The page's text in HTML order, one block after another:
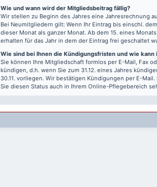
Wie und wann wird der Mitgliedsbeitrag fällig?
Wir stellen zu Beginn des Jahres eine Jahresrechnung
Bei Neumitgliedern gilt: Wenn Ihr Eintrag bis einschl.
dieser Monat als ganzer Monat. Ab dem 15. eines
erhalten für das Jahr in dem der Eintrag frei geschaltet
Wie sind bei Ihnen die Kündigungsfristen und wie kann
Sie können Ihre Mitgliedschaft formlos per E-Mail, Fax
kündigen, d.h. wenn Sie zum 31.12. eines Jahres
30.11. vorliegen. Wir bestätigen Kündigungen per E-
Sie diesen Status auch in Ihrem Online-Pflegebereich